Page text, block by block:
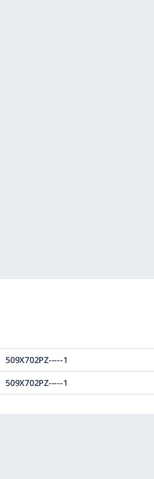
509X702PZ-----1
509X702PZ-----1